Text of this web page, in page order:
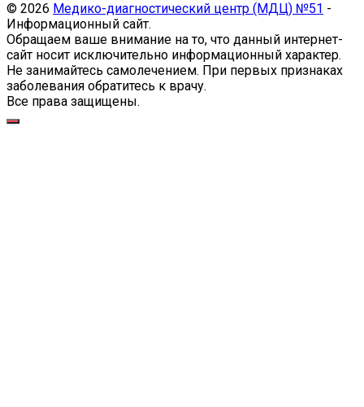
© 2026 Медико-диагностический центр (МДЦ) №51 -
Информационный сайт.
Обращаем ваше внимание на то, что данный интернет-
сайт носит исключительно информационный характер.
Не занимайтесь самолечением. При первых признаках
заболевания обратитесь к врачу.
Все права защищены.